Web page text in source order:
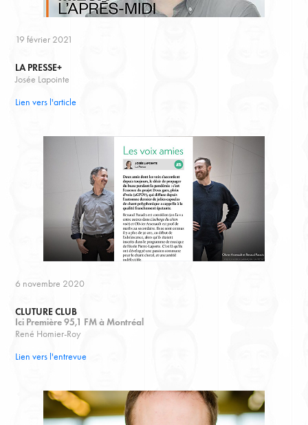
19 février 2021
LA PRESSE+
Josée Lapointe
Lien vers l'article
6 novembre 2020
CLUTURE CLUB
Ici Première 95,1 FM à Montréal
René Homier-Roy
Lien vers l'entrevue